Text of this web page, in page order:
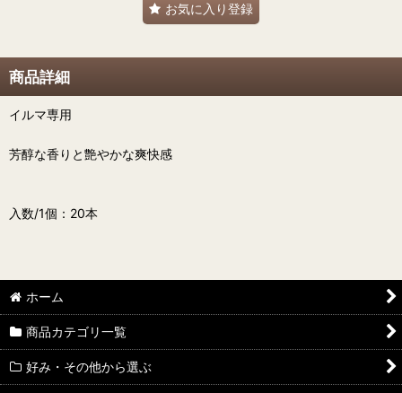
お気に入り登録
商品詳細
イルマ専用
芳醇な香りと艶やかな爽快感
入数/1個：20本
ホーム
商品カテゴリ一覧
好み・その他から選ぶ